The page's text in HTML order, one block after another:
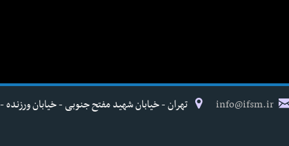
info@ifsm.ir تهران - خیابان شهید مفتح جنوبی - خیابان ورزنده - پلاک ۱۷ - فدراسیون